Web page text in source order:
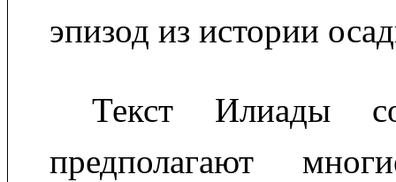
эпизод из истории
Текст Илиады
предполагают